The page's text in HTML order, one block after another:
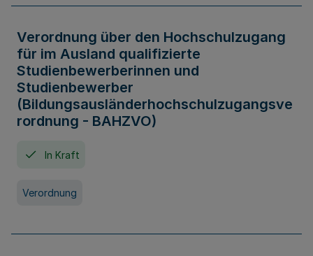
Verordnung über den Hochschulzugang
für im Ausland qualifizierte
Studienbewerberinnen und
Studienbewerber
(Bildungsausländerhochschulzugangsve
rordnung - BAHZVO)
In Kraft
Verordnung